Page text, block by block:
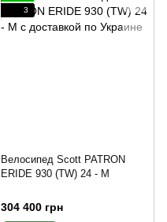
3
Велосипед Scott PATRON
ERIDE 930 (TW) 24 - M
304 400 грн